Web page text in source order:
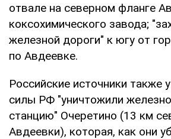
отвале на северном фланге
коксохимического завода;
железной дороги" к югу от
по Авдеевке.
Российские источники также
силы РФ "уничтожили
станцию" Очеретино (13 км
Авдеевки), которая, как они